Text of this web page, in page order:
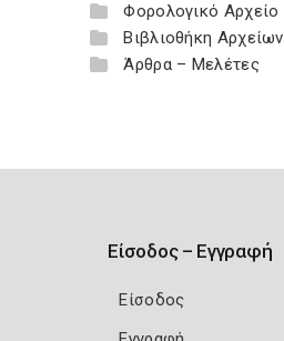
Φορολογικό Αρχείο
Βιβλιοθήκη Αρχείων
Άρθρα – Μελέτες
Είσοδος – Εγγραφή
Είσοδος